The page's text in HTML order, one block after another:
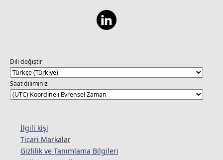
Dili değiştir
Saat diliminiz
İlgili kişi
Ticari Markalar
Gizlilik ve Tanımlama Bilgileri